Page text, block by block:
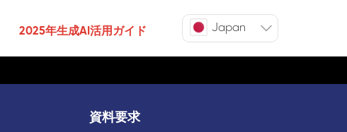
2025年生成AI活用ガイド Japan
資料要求